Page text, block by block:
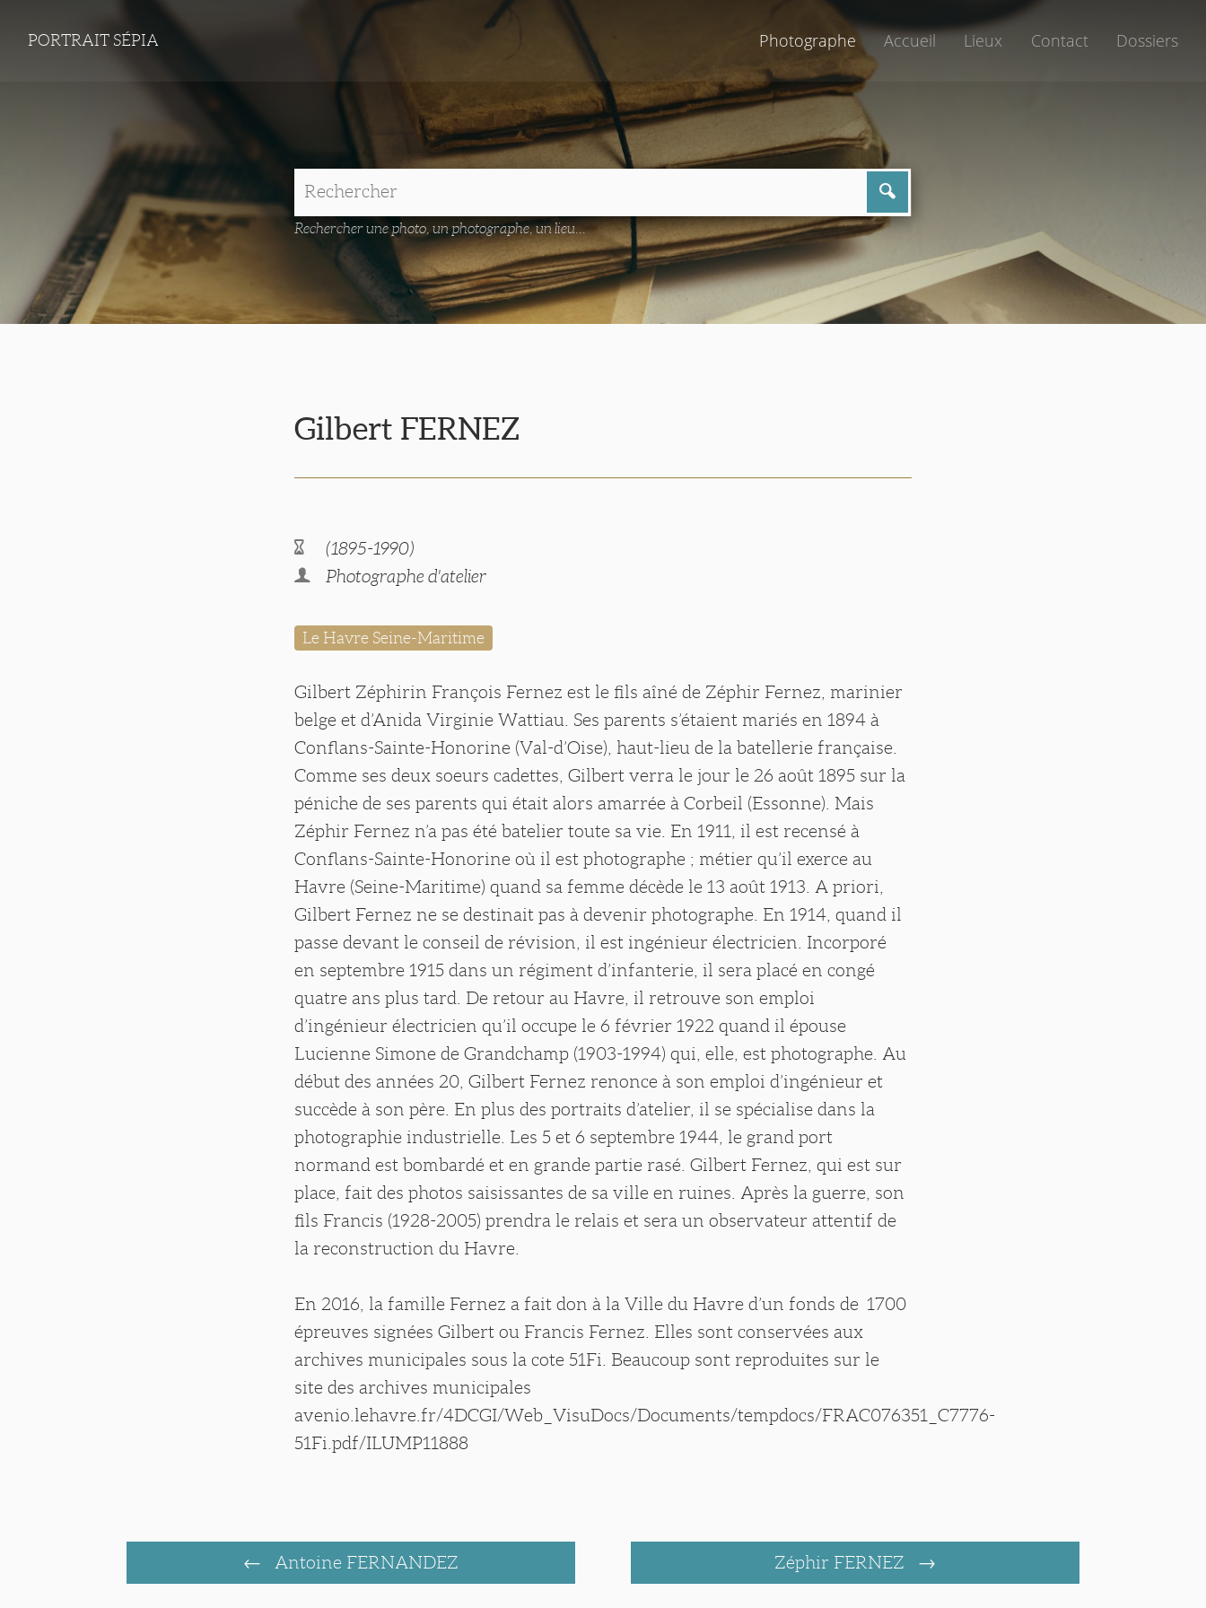
PORTRAIT SÉPIA Photographe Accueil Lieux Contact Dossiers
Rechercher une photo, un photographe, un lieu...
Gilbert FERNEZ
(1895-1990)
Photographe d'atelier
Le Havre Seine-Maritime
Gilbert Zéphirin François Fernez est le fils aîné de Zéphir Fernez, marinier
belge et d’Anida Virginie Wattiau. Ses parents s’étaient mariés en 1894 à
Conflans-Sainte-Honorine (Val-d’Oise), haut-lieu de la batellerie française.
Comme ses deux soeurs cadettes, Gilbert verra le jour le 26 août 1895 sur la
péniche de ses parents qui était alors amarrée à Corbeil (Essonne). Mais
Zéphir Fernez n’a pas été batelier toute sa vie. En 1911, il est recensé à
Conflans-Sainte-Honorine où il est photographe ; métier qu’il exerce au
Havre (Seine-Maritime) quand sa femme décède le 13 août 1913. A priori,
Gilbert Fernez ne se destinait pas à devenir photographe. En 1914, quand il
passe devant le conseil de révision, il est ingénieur électricien. Incorporé
en septembre 1915 dans un régiment d’infanterie, il sera placé en congé
quatre ans plus tard. De retour au Havre, il retrouve son emploi
d’ingénieur électricien qu’il occupe le 6 février 1922 quand il épouse
Lucienne Simone de Grandchamp (1903-1994) qui, elle, est photographe. Au
début des années 20, Gilbert Fernez renonce à son emploi d’ingénieur et
succède à son père. En plus des portraits d’atelier, il se spécialise dans la
photographie industrielle. Les 5 et 6 septembre 1944, le grand port
normand est bombardé et en grande partie rasé. Gilbert Fernez, qui est sur
place, fait des photos saisissantes de sa ville en ruines. Après la guerre, son
fils Francis (1928-2005) prendra le relais et sera un observateur attentif de
la reconstruction du Havre.
En 2016, la famille Fernez a fait don à la Ville du Havre d’un fonds de 1700
épreuves signées Gilbert ou Francis Fernez. Elles sont conservées aux
archives municipales sous la cote 51Fi. Beaucoup sont reproduites sur le
site des archives municipales
avenio.lehavre.fr/4DCGI/Web_VisuDocs/Documents/tempdocs/FRAC076351_C7776-
51Fi.pdf/ILUMP11888
Antoine FERNANDEZ Zéphir FERNEZ